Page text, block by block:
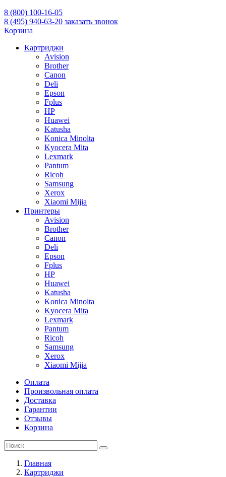
8 (800) 100-16-05
8 (495) 940-63-20 заказать звонок
Корзина
Картриджи
Avision
Brother
Canon
Deli
Epson
Fplus
HP
Huawei
Katusha
Konica Minolta
Kyocera Mita
Lexmark
Pantum
Ricoh
Samsung
Xerox
Xiaomi Mijia
Принтеры
Avision
Brother
Canon
Deli
Epson
Fplus
HP
Huawei
Katusha
Konica Minolta
Kyocera Mita
Lexmark
Pantum
Ricoh
Samsung
Xerox
Xiaomi Mijia
Оплата
Произвольная оплата
Доставка
Гарантии
Отзывы
Корзина
Главная
Картриджи